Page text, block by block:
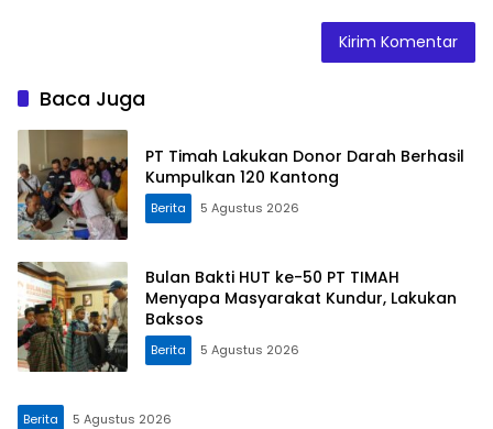
Baca Juga
PT Timah Lakukan Donor Darah Berhasil
Kumpulkan 120 Kantong
Berita 5 Agustus 2026
Bulan Bakti HUT ke-50 PT TIMAH
Menyapa Masyarakat Kundur, Lakukan
Baksos
Berita 5 Agustus 2026
Berita 5 Agustus 2026